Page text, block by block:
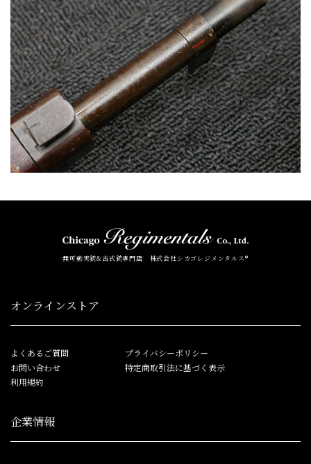
無可動実銃&古式銃専門店 株式会社シカゴレジメンタルス®
オンラインストア
よくあるご質問
お問い合わせ
利用規約
プライバシーポリシー
特定商取引法に基づく表示
企業情報